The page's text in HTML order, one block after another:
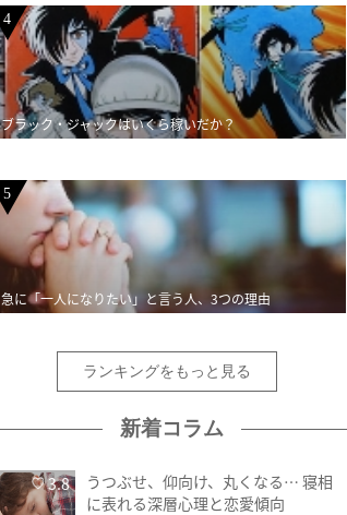
4
ブラック・ジャックはいくら稼いだか？
5
急に「一人になりたい」と言う人、3つの理由
ランキングをもっと見る
新着コラム
3.8
うつぶせ、仰向け、丸くなる… 寝相
に表れる深層心理と恋愛傾向